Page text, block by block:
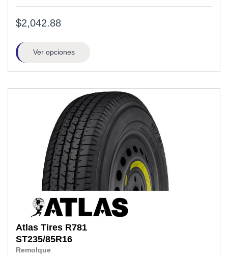
$2,042.88
Ver opciones
Atlas Tires R781
ST235/85R16
Remolque